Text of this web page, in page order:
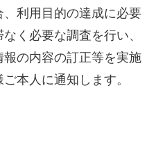
利用目的の達成に必要
く必要な調査を行い、
の内容の訂正等を実施
本人に通知します。